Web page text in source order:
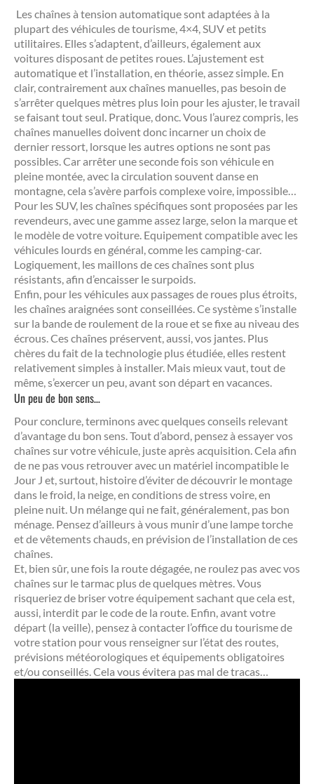
Les chaînes à tension automatique sont adaptées à la
plupart des véhicules de tourisme, 4×4, SUV et petits
utilitaires. Elles s’adaptent, d’ailleurs, également aux
voitures disposant de petites roues. L’ajustement est
automatique et l’installation, en théorie, assez simple. En
clair, contrairement aux chaînes manuelles, pas besoin de
s’arrêter quelques mètres plus loin pour les ajuster, le travail
se faisant tout seul. Pratique, donc. Vous l’aurez compris, les
chaînes manuelles doivent donc incarner un choix de
dernier ressort, lorsque les autres options ne sont pas
possibles. Car arrêter une seconde fois son véhicule en
pleine montée, avec la circulation souvent danse en
montagne, cela s’avère parfois complexe voire, impossible…
Pour les SUV, les chaînes spécifiques sont proposées par les
revendeurs, avec une gamme assez large, selon la marque et
le modèle de votre voiture. Equipement compatible avec les
véhicules lourds en général, comme les camping-car.
Logiquement, les maillons de ces chaînes sont plus
résistants, afin d’encaisser le surpoids.
Enfin, pour les véhicules aux passages de roues plus étroits,
les chaînes araignées sont conseillées. Ce système s’installe
sur la bande de roulement de la roue et se fixe au niveau des
écrous. Ces chaînes préservent, aussi, vos jantes. Plus
chères du fait de la technologie plus étudiée, elles restent
relativement simples à installer. Mais mieux vaut, tout de
même, s’exercer un peu, avant son départ en vacances.
Un peu de bon sens…
Pour conclure, terminons avec quelques conseils relevant
d’avantage du bon sens. Tout d’abord, pensez à essayer vos
chaînes sur votre véhicule, juste après acquisition. Cela afin
de ne pas vous retrouver avec un matériel incompatible le
Jour J et, surtout, histoire d’éviter de découvrir le montage
dans le froid, la neige, en conditions de stress voire, en
pleine nuit. Un mélange qui ne fait, généralement, pas bon
ménage. Pensez d’ailleurs à vous munir d’une lampe torche
et de vêtements chauds, en prévision de l’installation de ces
chaînes.
Et, bien sûr, une fois la route dégagée, ne roulez pas avec vos
chaînes sur le tarmac plus de quelques mètres. Vous
risqueriez de briser votre équipement sachant que cela est,
aussi, interdit par le code de la route. Enfin, avant votre
départ (la veille), pensez à contacter l’office du tourisme de
votre station pour vous renseigner sur l’état des routes,
prévisions météorologiques et équipements obligatoires
et/ou conseillés. Cela vous évitera pas mal de tracas…